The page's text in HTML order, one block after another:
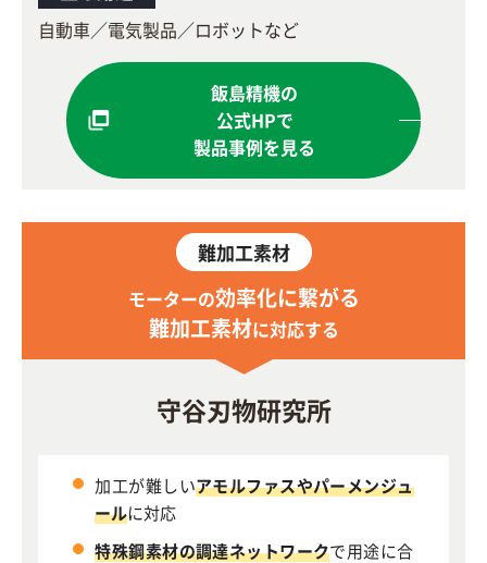
自動車／電気製品／ロボットなど
飯島精機の
公式HPで
製品事例を見る
難加工素材
モーターの効率化に繋がる
難加工素材に対応する
守谷刃物研究所
加工が難しいアモルファスやパーメンジュ
ールに対応
特殊鋼素材の調達ネットワークで用途に合